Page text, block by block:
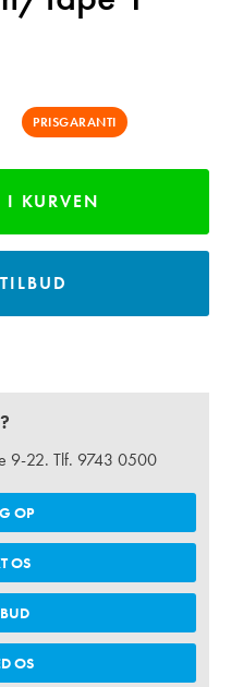
PRISGARANTI
KURVEN
9-22. Tlf. 9743 0500
OP
OS
OS